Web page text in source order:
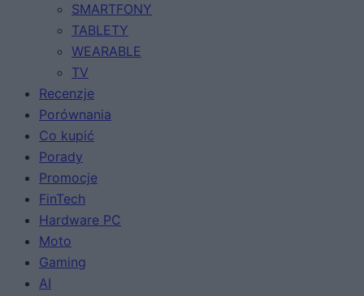
SMARTFONY
TABLETY
WEARABLE
TV
Recenzje
Porównania
Co kupić
Porady
Promocje
FinTech
Hardware PC
Moto
Gaming
AI